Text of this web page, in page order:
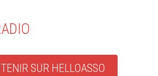
SUR HELLOASSO